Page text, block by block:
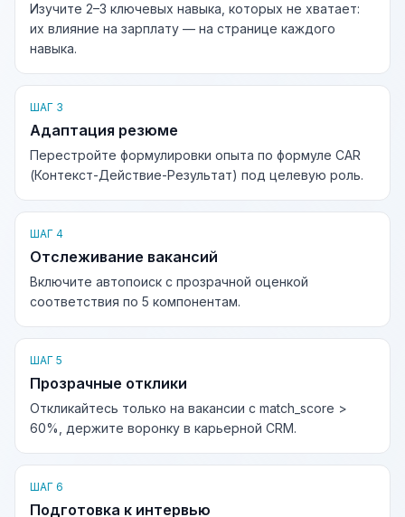
Изучите 2–3 ключевых навыка, которых не хватает:
их влияние на зарплату — на странице каждого
навыка.
ШАГ 3
Адаптация резюме
Перестройте формулировки опыта по формуле CAR
(Контекст-Действие-Результат) под целевую роль.
ШАГ 4
Отслеживание вакансий
Включите автопоиск с прозрачной оценкой
соответствия по 5 компонентам.
ШАГ 5
Прозрачные отклики
Откликайтесь только на вакансии с match_score >
60%, держите воронку в карьерной CRM.
ШАГ 6
Подготовка к интервью